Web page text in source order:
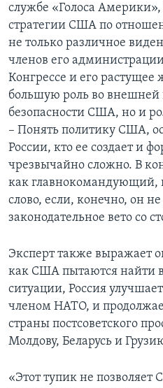
cлужбе «Голоса
стратегии США по
не только различное
членов его
Конгрессе и его
большую роль во внешней
безопасности США, но и
– Понять политику США,
России, кто ее создает и
чрезвычайно сложно. В
как главнокомандующий,
слово, если, конечно, он
законодательное вето со
Эксперт также выражает
как США пытаются найти
ситуации, Россия
членом НАТО, и
страны постсоветского
Молдову, Беларусь и
«Этот тупик не позволяет